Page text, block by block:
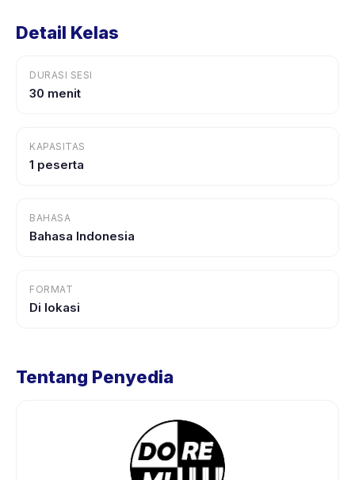
Detail Kelas
DURASI SESI
30 menit
KAPASITAS
1 peserta
BAHASA
Bahasa Indonesia
FORMAT
Di lokasi
Tentang Penyedia